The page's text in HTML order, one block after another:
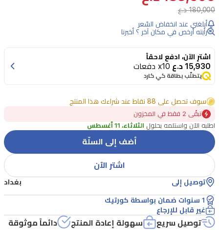
AC630
هو
جهاز
مقاوم
للصدمات،
من
مواد
مطاطية
وبلاستيكية
متينة،
بسعة
تصل
إلى
1
180,000 د.ع
أبلغني عند انخفاض السّعر
رأيته أرخص في مكان آخر ؟ أخبرنا
اشترِ الآن، ادفع لاحقاً
15,930 د.ع x10 دفعات
يتطلّب بطاقة كي كارد
سوف تحصل على 88 نقاط عند شراءك هذا المنتج
تبقًى 2 فقط في المخزون
اطلبه الآن واستلمه بحلول الثلاثاء، 11 أغسطس
أضف إلى السلّة
اشتر الآن
توصيل إلى بغداد
1 سنوات ضمان بواسطة كورتيك
غير قابل للإرجاع
توصيل سريع سهولة إعادة المنتج
دائماً موثوقة